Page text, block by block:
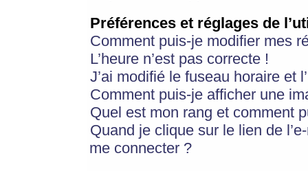
Préférences et réglages de
Comment puis-je modifier mes
L’heure n’est pas correcte !
J’ai modifié le fuseau horaire et
Comment puis-je afficher une
Quel est mon rang et comment
Quand je clique sur le lien de
me connecter ?